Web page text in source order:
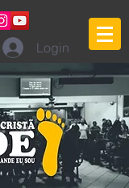
Login